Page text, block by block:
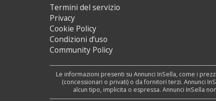
Termini del servizio
Privacy
Cookie Policy
Condizioni d’uso
Community Policy
Le informazioni presenti su Annunci InSella, come i
(concessionari o privati) o da fornitori terzi. Annunci
alcun tipo, implicita o espressa. Annunci InSella